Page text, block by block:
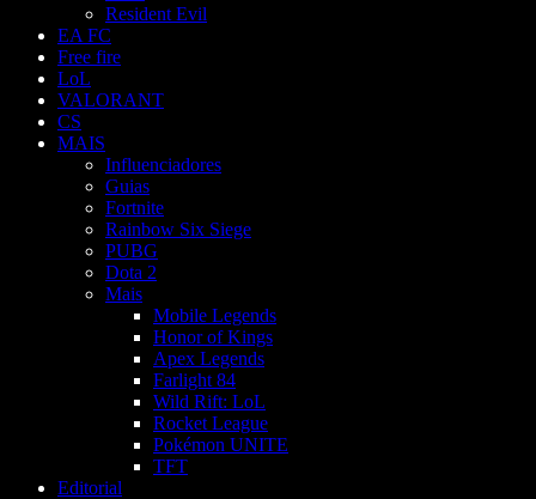
Resident Evil
EA FC
Free fire
LoL
VALORANT
CS
MAIS
Influenciadores
Guias
Fortnite
Rainbow Six Siege
PUBG
Dota 2
Mais
Mobile Legends
Honor of Kings
Apex Legends
Farlight 84
Wild Rift: LoL
Rocket League
Pokémon UNITE
TFT
Editorial